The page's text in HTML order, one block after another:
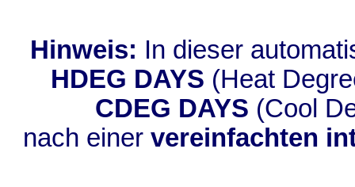
Hinweis: In dieser
HDEG DAYS (Heat
CDEG DAYS (Cool
nach einer vereinfachten